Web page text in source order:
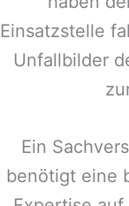
Einsatzstelle
Unfallbilder
Ein
benötigt eine